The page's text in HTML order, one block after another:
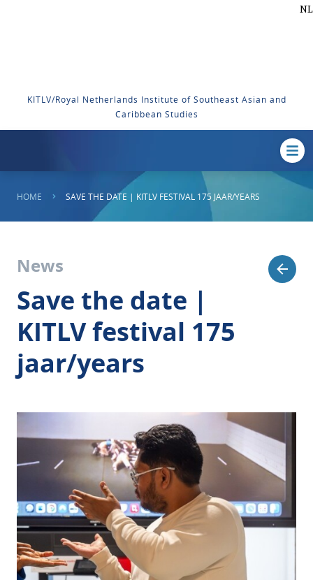
NL
KITLV/Royal Netherlands Institute of Southeast Asian and
Caribbean Studies
HOME SAVE THE DATE | KITLV FESTIVAL 175 JAAR/YEARS
News
Save the date |
KITLV festival 175
jaar/years